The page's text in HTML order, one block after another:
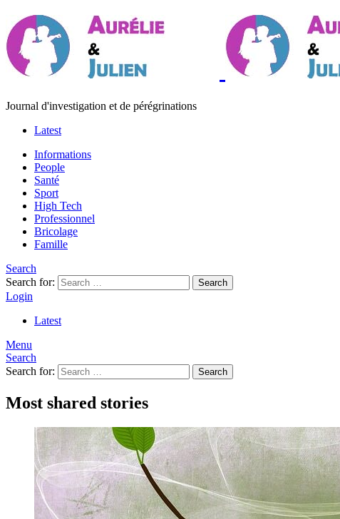
Journal d'investigation et de pérégrinations
Latest
Informations
People
Santé
Sport
High Tech
Professionnel
Bricolage
Famille
Search
Search for:
Search
Login
Latest
Menu
Search
Search for:
Search
Most shared stories